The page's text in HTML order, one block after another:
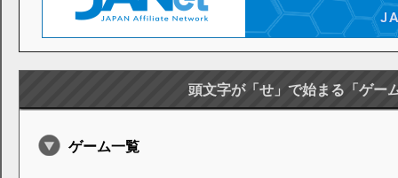
頭文字が「せ」で始まる「ゲー
ゲーム一覧